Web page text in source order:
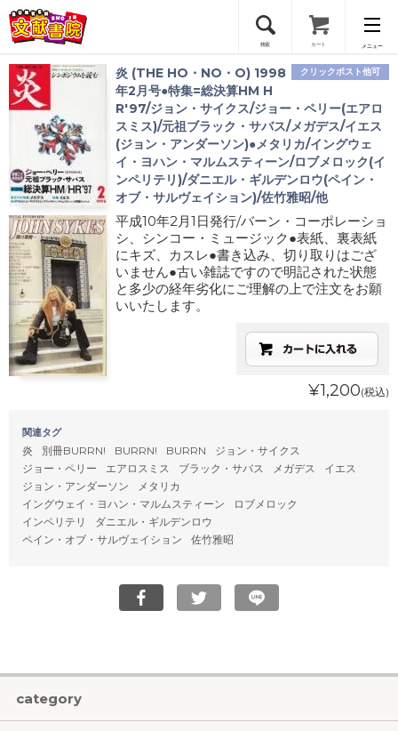
検索 カート メニュー
会員登録
ログイン
クリックポスト他可
炎 (THE HO・NO・O) 1998
年2月号●特集=総決算HM H
R'97/ジョン・サイクス/ジョー・ペリー(エアロ
スミス)/元祖ブラック・サバス/メガデス/イエス
(ジョン・アンダーソン)●メタリカ/イングウェ
イ・ヨハン・マルムスティーン/ロブメロック(イ
ンペリテリ)/ダニエル・ギルデンロウ(ペイン・
オブ・サルヴェイション)/佐竹雅昭/他
平成10年2月1日発行/バーン・コーポレーショ
シ、シンコー・ミュージック●表紙、裏表紙
にキズ、カスレ●書き込み、切り取りはござ
いません●古い雑誌ですので明記された状態
と多少の経年劣化にご理解の上で注文をお願
いいたします。
¥1,200(税込)
関連タグ
炎 別冊BURRN! BURRN! BURRN
ジョン・サイクス
ジョー・ペリー
エアロスミス ブラック・サバス メガデス
イエス
ジョン・アンダーソン
メタリカ
イングウェイ・ヨハン・マルムスティーン
ロブメロック
インペリテリ
ダニエル・ギルデンロウ
ペイン・オブ・サルヴェイション
佐竹雅昭
category